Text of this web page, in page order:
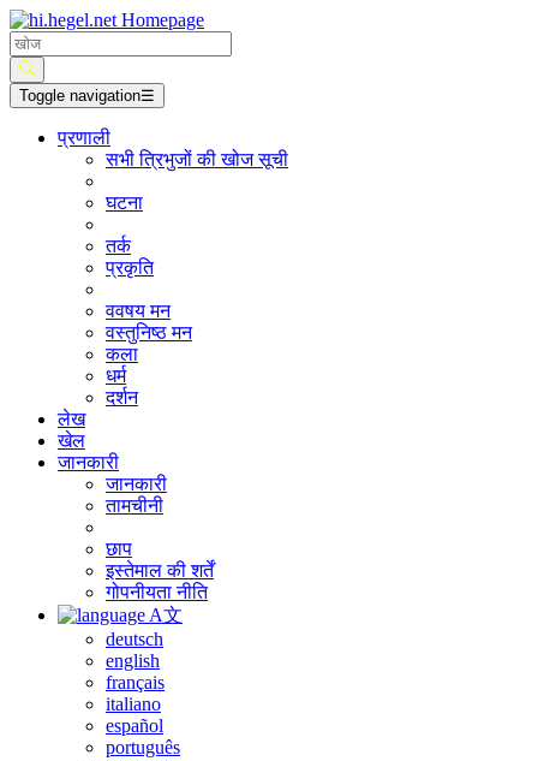
Toggle navigation☰
प्रणाली
सभी त्रिभुजों की खोज सूची
घटना
तर्क
प्रकृति
ववषय मन
वस्तुनिष्ठ मन
कला
धर्म
दर्शन
लेख
खेल
जानकारी
जानकारी
तामचीनी
छाप
इस्तेमाल की शर्तें
गोपनीयता नीति
A文
deutsch
english
français
italiano
español
português